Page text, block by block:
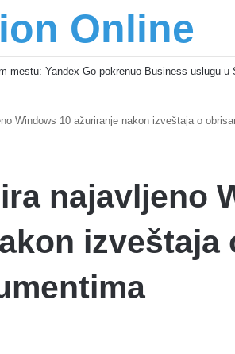
Online
mestu: Yandex Go pokrenuo Business uslugu u
Windows 10 ažuriranje nakon izveštaja o
najavljeno
izveštaja